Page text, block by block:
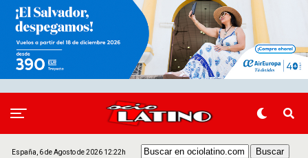
España, 6 de Agosto de 2026 12:22h